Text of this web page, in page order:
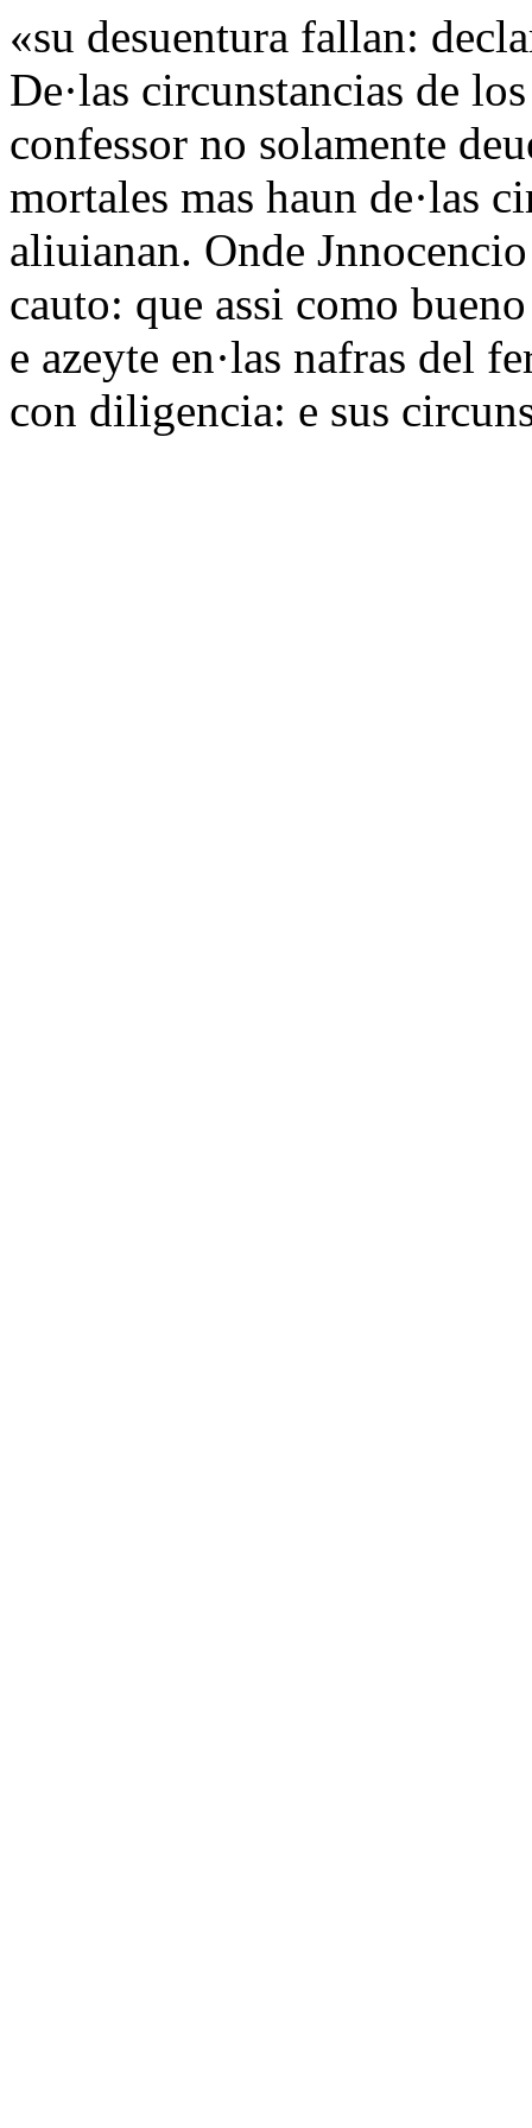
«su desuentura fallan:
De·las circunstancias de
confessor no solamente
mortales mas haun de·las
aliuianan. Onde
cauto: que assi como
e azeyte en·las nafras del
con diligencia: e sus